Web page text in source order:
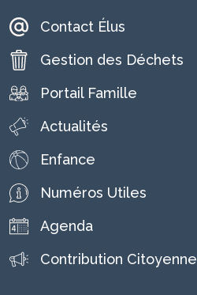
Contact Élus
Gestion des Déchets
Portail Famille
Actualités
Enfance
Numéros Utiles
Agenda
Contribution Citoyenne